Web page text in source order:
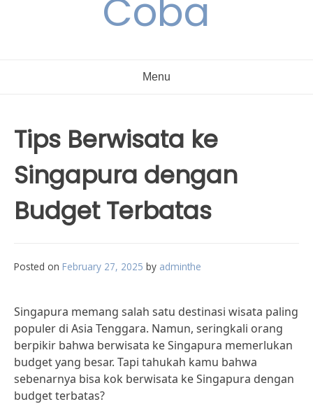
Coba
Menu
Tips Berwisata ke
Singapura dengan
Budget Terbatas
Posted on February 27, 2025 by adminthe
Singapura memang salah satu destinasi wisata paling
populer di Asia Tenggara. Namun, seringkali orang
berpikir bahwa berwisata ke Singapura memerlukan
budget yang besar. Tapi tahukah kamu bahwa
sebenarnya bisa kok berwisata ke Singapura dengan
budget terbatas?